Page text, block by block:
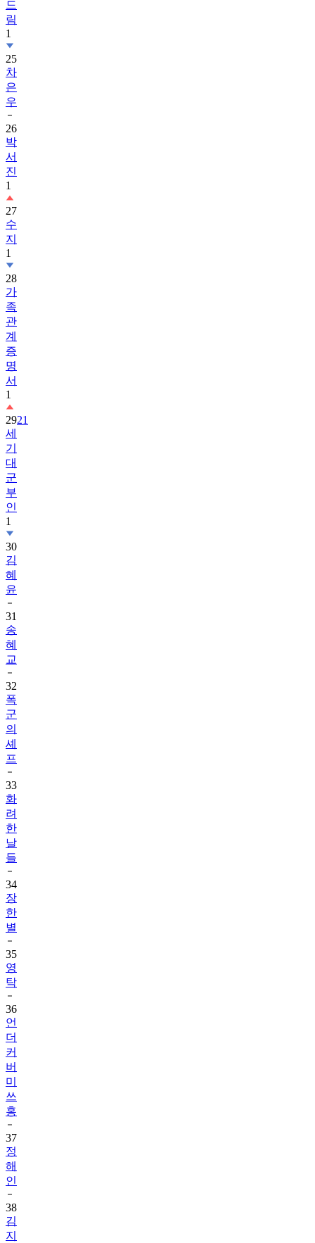
드
림
1
25
차
은
우
26
박
서
진
1
27
수
지
1
28
가
족
관
계
증
명
서
1
2921
세
기
대
군
부
인
1
30
김
혜
윤
31
송
혜
교
32
폭
군
의
셰
프
33
화
려
한
날
들
34
장
한
별
35
영
탁
36
언
더
커
버
미
쓰
홍
37
정
해
인
38
김
지